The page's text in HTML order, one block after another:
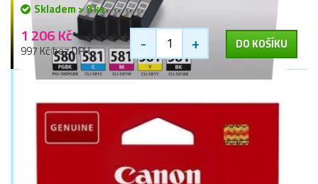
Skladem > 9 ks
1 206 Kč
997 Kč bez DPH - + DO KOŠÍKU